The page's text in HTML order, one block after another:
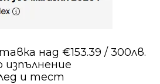
над €153.39 / 300лв.
изпълнение
и тест